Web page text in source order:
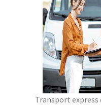
Transport express